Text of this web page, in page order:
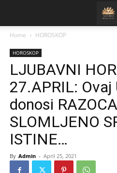
Home HOROSKOP
HOROSKOP
LJUBAVNI
27.APRIL: Ovaj
donosi
SLOMLJENO
ISTINE…
By Admin - April 25, 2021